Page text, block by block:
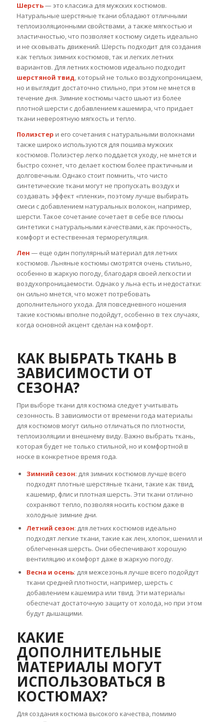
Шерсть— это классика для мужских костюмов.
Натуральные шерстяные ткани обладают отличными
теплоизоляционными свойствами, а также мягкостью и
эластичностью, что позволяет костюму сидеть идеально
и не сковывать движений. Шерсть подходит для создания
как теплых зимних костюмов, так и легких летних
вариантов. Для летних костюмов идеально подходит
шерстяной твид, который не только воздухопроницаем,
но и выглядит достаточно стильно, при этом не мнется в
течение дня. Зимние костюмы часто шьют из более
плотной шерсти с добавлением кашемира, что придает
ткани невероятную мягкость и тепло.
Полиэстер и его сочетания с натуральными волокнами
также широко используются для пошива мужских
костюмов. Полиэстер легко поддается уходу, не мнется и
быстро сохнет, что делает костюм более практичным и
долговечным. Однако стоит помнить, что чисто
синтетические ткани могут не пропускать воздух и
создавать эффект «пленки», поэтому лучше выбирать
смеси с добавлением натуральных волокон, например,
шерсти. Такое сочетание сочетает в себе все плюсы
синтетики с натуральными качествами, как прочность,
комфорт и естественная терморегуляция.
Лен — еще один популярный материал для летних
костюмов. Льняные костюмы смотрятся очень стильно,
особенно в жаркую погоду, благодаря своей легкости и
воздухопроницаемости. Однако у льна есть и недостатки:
он сильно мнется, что может потребовать
дополнительного ухода. Для повседневного ношения
такие костюмы вполне подойдут, особенно в тех случаях,
когда основной акцент сделан на комфорт.
КАК ВЫБРАТЬ ТКАНЬ В
ЗАВИСИМОСТИ ОТ
СЕЗОНА?
При выборе ткани для костюма следует учитывать
сезонность. В зависимости от времени года материалы
для костюмов могут сильно отличаться по плотности,
теплоизоляции и внешнему виду. Важно выбрать ткань,
которая будет не только стильной, но и комфортной в
носке в конкретное время года.
Зимний сезон: для зимних костюмов лучше всего
подходят плотные шерстяные ткани, такие как твид,
кашемир, флис и плотная шерсть. Эти ткани отлично
сохраняют тепло, позволяя носить костюм даже в
холодные зимние дни.
Летний сезон: для летних костюмов идеально
подходят легкие ткани, такие как лен, хлопок, шенилл и
облегченная шерсть. Они обеспечивают хорошую
вентиляцию и комфорт даже в жаркую погоду.
Весна и осень: для межсезонья лучше всего подойдут
ткани средней плотности, например, шерсть с
добавлением кашемира или твид. Эти материалы
обеспечат достаточную защиту от холода, но при этом
будут дышащими.
КАКИЕ
ДОПОЛНИТЕЛЬНЫЕ
МАТЕРИАЛЫ МОГУТ
ИСПОЛЬЗОВАТЬСЯ В
КОСТЮМАХ?
Для создания костюма высокого качества, помимо